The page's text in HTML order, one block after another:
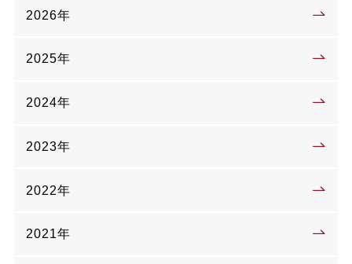
2026年
2025年
2024年
2023年
2022年
2021年